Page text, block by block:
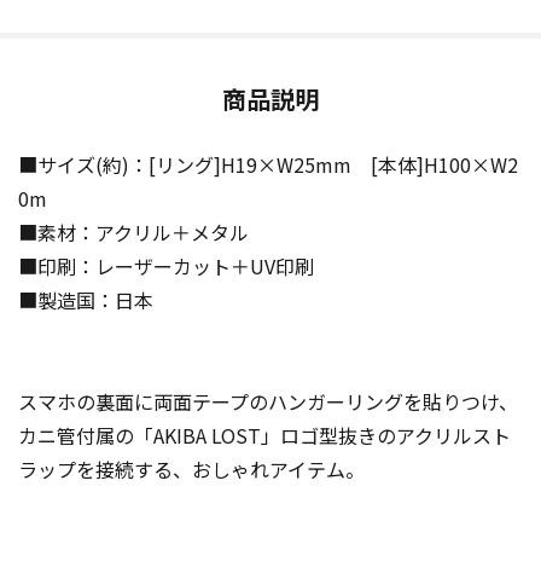
商品説明
■サイズ(約)：[リング]H19×W25mm [本体]H100×W2
0m
■素材：アクリル＋メタル
■印刷：レーザーカット＋UV印刷
■製造国：日本
スマホの裏面に両面テープのハンガーリングを貼りつけ、
カニ管付属の「AKIBA LOST」ロゴ型抜きのアクリルスト
ラップを接続する、おしゃれアイテム。